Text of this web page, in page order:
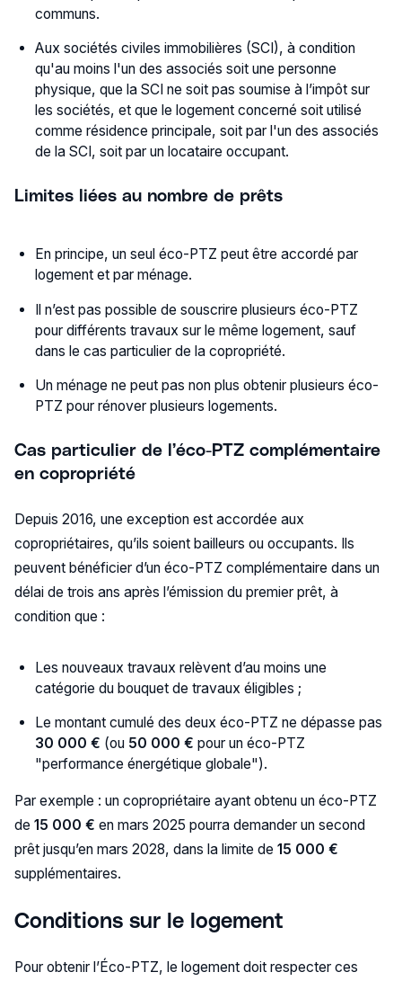
communs.
Aux sociétés civiles immobilières (SCI), à condition
qu'au moins l'un des associés soit une personne
physique, que la SCI ne soit pas soumise à l’impôt sur
les sociétés, et que le logement concerné soit utilisé
comme résidence principale, soit par l'un des associés
de la SCI, soit par un locataire occupant.
Limites liées au nombre de prêts
En principe, un seul éco-PTZ peut être accordé par
logement et par ménage.
Il n’est pas possible de souscrire plusieurs éco-PTZ
pour différents travaux sur le même logement, sauf
dans le cas particulier de la copropriété.
Un ménage ne peut pas non plus obtenir plusieurs éco-
PTZ pour rénover plusieurs logements.
Cas particulier de l’éco-PTZ complémentaire
en copropriété
Depuis 2016, une exception est accordée aux
copropriétaires, qu’ils soient bailleurs ou occupants. Ils
peuvent bénéficier d’un éco-PTZ complémentaire dans un
délai de trois ans après l’émission du premier prêt, à
condition que :
Les nouveaux travaux relèvent d’au moins une
catégorie du bouquet de travaux éligibles ;
Le montant cumulé des deux éco-PTZ ne dépasse pas
30 000 € (ou 50 000 € pour un éco-PTZ
"performance énergétique globale").
Par exemple : un copropriétaire ayant obtenu un éco-PTZ
de 15 000 € en mars 2025 pourra demander un second
prêt jusqu’en mars 2028, dans la limite de 15 000 €
supplémentaires.
Conditions sur le logement
Pour obtenir l’Éco-PTZ, le logement doit respecter ces